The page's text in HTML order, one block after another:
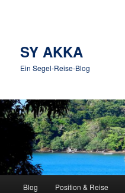
SY AKKA
Ein Segel-Reise-Blog
Blog Position & Reise